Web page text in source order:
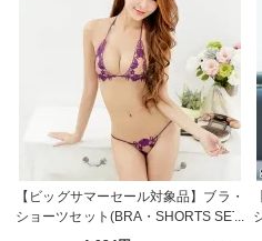
【ビッグサマーセール対象品】ブラ・
ショーツセット(BRA・SHORTS SET)